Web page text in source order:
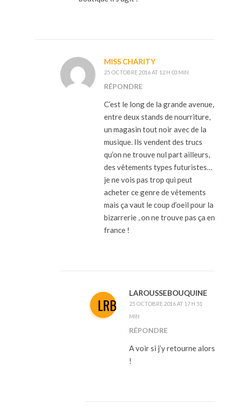
MISS CHARITY
25 OCTOBRE 2016 AT 12 H 03 MIN
RÉPONDRE
C’est le long de la grande avenue,
entre deux stands de nourriture,
un magasin tout noir avec de la
musique. Ils vendent des trucs
qu’on ne trouve nul part ailleurs,
des vêtements types futuristes…
je ne vois pas trop qui peut
acheter ce genre de vêtements
mais ça vaut le coup d’oeil pour la
bizarrerie , on ne trouve pas ça en
france !
LAROUSSEBOUQUINE
25 OCTOBRE 2016 AT 17 H 51
MIN
RÉPONDRE
A voir si j’y retourne alors
!